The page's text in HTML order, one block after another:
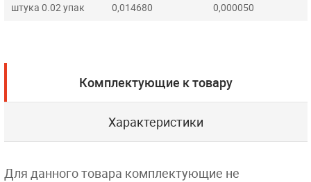
штука 0.02 упак 0,014680 0,000050
Комплектующие к товару
Характеристики
Для данного товара комплектующие не